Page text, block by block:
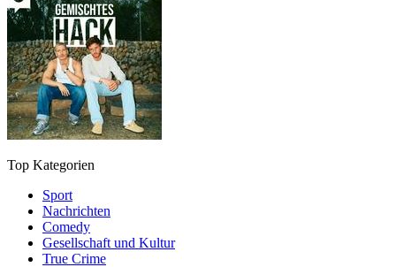
Top Kategorien
Sport
Nachrichten
Comedy
Gesellschaft und Kultur
True Crime